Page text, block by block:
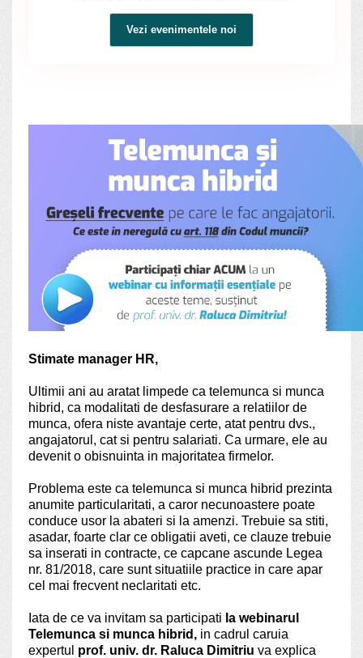
Vezi evenimentele noi
Stimate manager HR,
Ultimii ani au aratat limpede ca telemunca si munca
hibrid, ca modalitati de desfasurare a relatiilor de
munca, ofera niste avantaje certe, atat pentru dvs.,
angajatorul, cat si pentru salariati. Ca urmare, ele au
devenit o obisnuinta in majoritatea firmelor.
Problema este ca telemunca si munca hibrid prezinta
anumite particularitati, a caror necunoastere poate
conduce usor la abateri si la amenzi. Trebuie sa stiti,
asadar, foarte clar ce obligatii aveti, ce clauze trebuie
sa inserati in contracte, ce capcane ascunde Legea
nr. 81/2018, care sunt situatiile practice in care apar
cel mai frecvent neclaritati etc.
Iata de ce va invitam sa participati la webinarul
Telemunca si munca hibrid, in cadrul caruia
expertul prof. univ. dr. Raluca Dimitriu va explica